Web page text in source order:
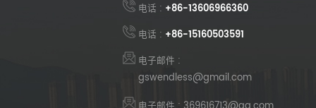
电话 : +86-13606966360
电话 : +86-15160503591
电子邮件 :
gswendless@gmail.com